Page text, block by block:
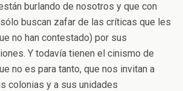
burlando de nosotros y que con
buscan zafar de las críticas que les
no han contestado) por sus
Y todavía tienen el cinismo de
no es para tanto, que nos invitan a
colonias y a sus unidades